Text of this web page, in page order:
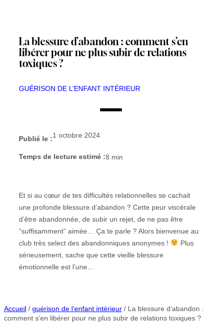
La blessure d’abandon : comment s’en
libérer pour ne plus subir de relations
toxiques ?
GUÉRISON DE L’ENFANT INTÉRIEUR
Publié le :1 octobre 2024
Temps de lecture estimé :8 min
Et si au cœur de tes difficultés relationnelles se cachait
une profonde blessure d’abandon ? Cette peur viscérale
d’être abandonnée, de subir un rejet, de ne pas être
“suffisamment” aimée… Ça te parle ? Alors bienvenue au
club très select des abandonniques anonymes !
Plus
sérieusement, sache que cette vieille blessure
émotionnelle est l’une…
Accueil / guérison de l’enfant intérieur / La blessure d’abandon :
comment s’en libérer pour ne plus subir de relations toxiques ?